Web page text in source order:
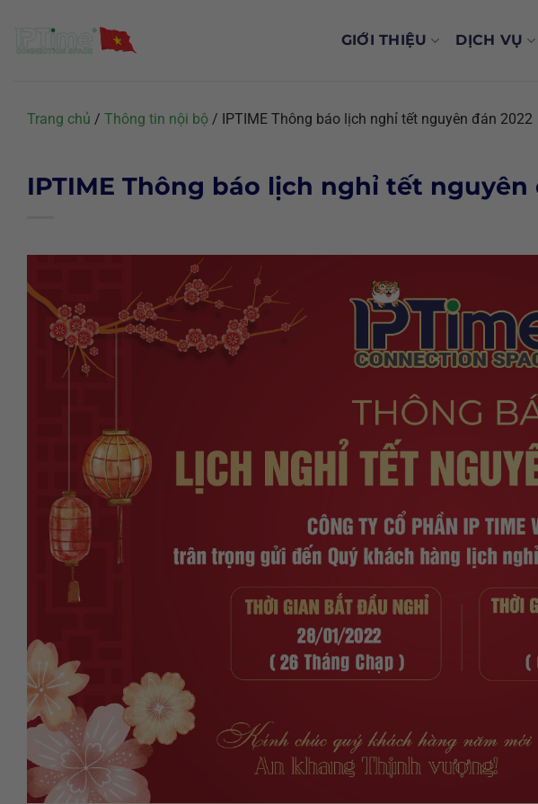
đến
GIỚI THIỆU DỊCH VỤ
Trang chủ / Thông tin nội bộ / IPTIME Thông báo lịch nghỉ tết nguyên đán 2022
IPTIME Thông báo lịch nghỉ tết nguyên